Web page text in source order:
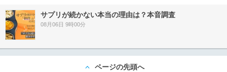
サプリが続かない本当の理由は？本音調査
08月06日 9時00分
ページの先頭へ